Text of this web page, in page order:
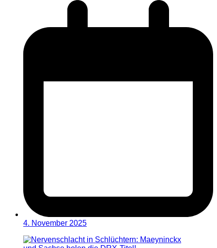
4. November 2025